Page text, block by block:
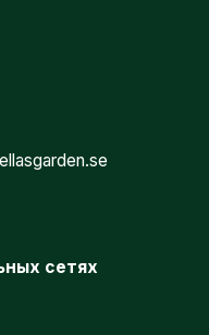
сетях